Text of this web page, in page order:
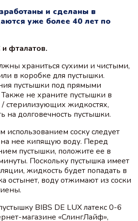
и сделаны в
уже более 40 лет по
и фталатов.
храниться сухими и чистыми,
в коробке для пустышки.
пустышки под прямыми
не храните пустышки в
жидкостях,
на долговечность пустышки.
соску следует
на нее кипящую воду. Перед
пустышки, положите ее в
Поскольку пустышка имеет
жидкость будет попадать в
остынет, воду отжимают из соски
BIBS DE LUX латекс 0-6
магазине «СлингЛайф»,